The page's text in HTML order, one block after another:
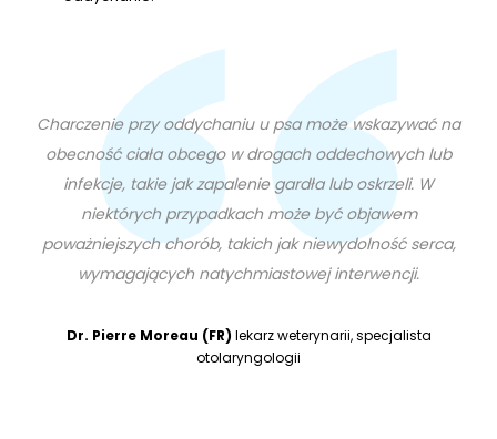
Charczenie przy oddychaniu u psa może wskazywać na
obecność ciała obcego w drogach oddechowych lub
infekcje, takie jak zapalenie gardła lub oskrzeli. W
niektórych przypadkach może być objawem
poważniejszych chorób, takich jak niewydolność serca,
wymagających natychmiastowej interwencji.
Dr. Pierre Moreau (FR) lekarz weterynarii, specjalista
otolaryngologii